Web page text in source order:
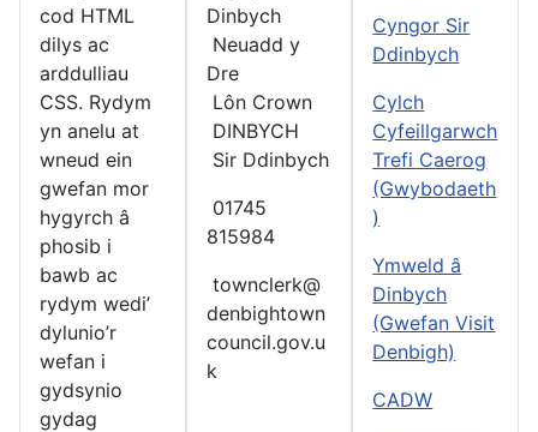
cod HTML
dilys ac
arddulliau
CSS. Rydym
yn anelu at
wneud ein
gwefan mor
hygyrch â
phosib i
bawb ac
rydym wedi’
dylunio’r
wefan i
gydsynio
gydag
Dinbych
Neuadd y
Dre
Lôn Crown
DINBYCH
Sir Ddinbych
01745
815984
townclerk@
denbightown
council.gov.u
k
Cyngor Sir
Ddinbych
Cylch
Cyfeillgarwch
Trefi Caerog
(Gwybodaeth
)
Ymweld â
Dinbych
(Gwefan Visit
Denbigh)
CADW